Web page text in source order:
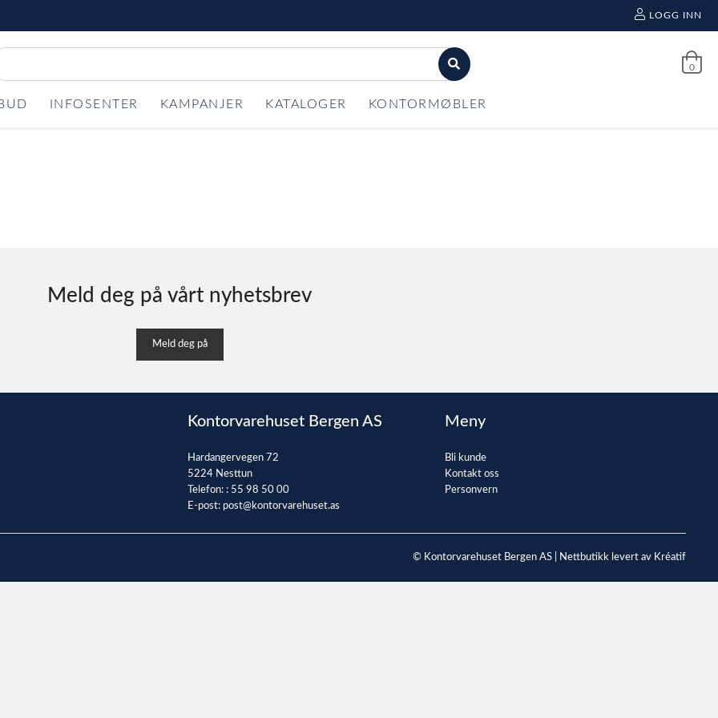
LOGG INN
0
INFOSENTER KAMPANJER KATALOGER KONTORMØBLER
Meld deg på vårt nyhetsbrev
Meld deg på
Kontorvarehuset Bergen AS
Hardangervegen 72
5224 Nesttun
Telefon: : 55 98 50 00
E-post: post@kontorvarehuset.as
Meny
Bli kunde
Kontakt oss
Personvern
© Kontorvarehuset Bergen AS | Nettbutikk levert av Kréatif